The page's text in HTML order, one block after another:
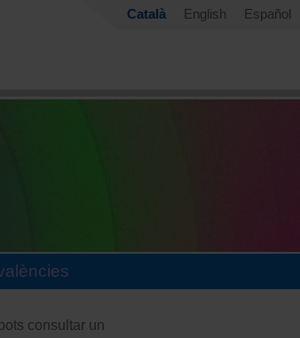
Català English Español
consultar un